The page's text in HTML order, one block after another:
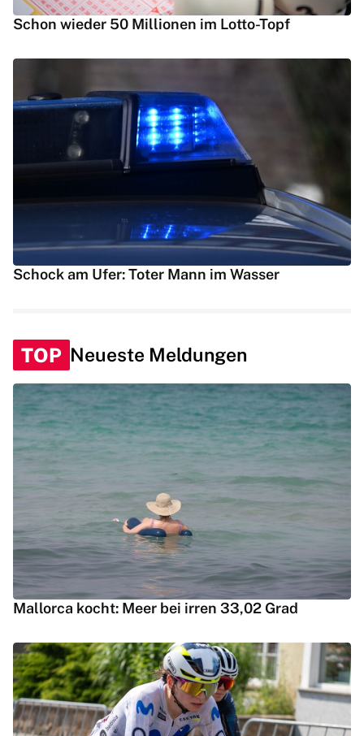
Schon wieder 50 Millionen im Lotto-Topf
Schock am Ufer: Toter Mann im Wasser
TOP Neueste Meldungen
Mallorca kocht: Meer bei irren 33,02 Grad